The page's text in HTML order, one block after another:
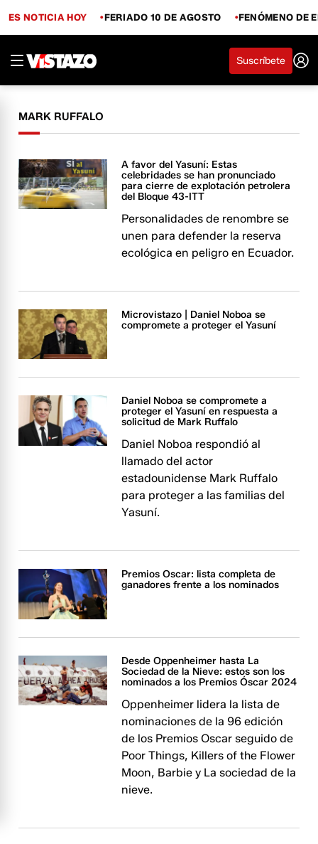
ES NOTICIA HOY FERIADO 10 DE AGOSTO FENÓMENO DE
Suscríbete
MARK RUFFALO
A favor del Yasuní: Estas
celebridades se han pronunciado
para cierre de explotación petrolera
del Bloque 43-ITT
Personalidades de renombre se
unen para defender la reserva
ecológica en peligro en Ecuador.
Microvistazo | Daniel Noboa se
compromete a proteger el Yasuní
Daniel Noboa se compromete a
proteger el Yasuní en respuesta a
solicitud de Mark Ruffalo
Daniel Noboa respondió al
llamado del actor
estadounidense Mark Ruffalo
para proteger a las familias del
Yasuní.
Premios Oscar: lista completa de
ganadores frente a los nominados
Desde Oppenheimer hasta La
Sociedad de la Nieve: estos son los
nominados a los Premios Óscar 2024
Oppenheimer lidera la lista de
nominaciones de la 96 edición
de los Premios Oscar seguido de
Poor Things, Killers of the Flower
Moon, Barbie y La sociedad de la
nieve.